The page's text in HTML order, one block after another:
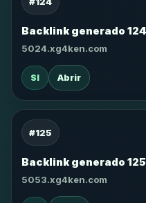
Backlink generado 124
5024.xg4ken.com
SI Abrir
#125
Backlink generado 125
5053.xg4ken.com